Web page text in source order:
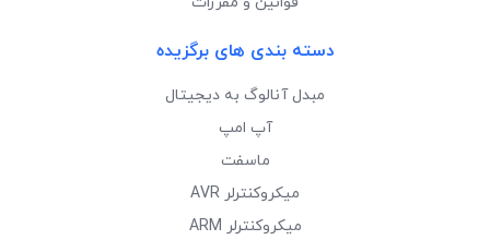
دسته بندی های برگزیده
مبدل آنالوگ به دیجیتال
آپ امپ
ماسفت
میکروکنترلر AVR
میکروکنترلر ARM